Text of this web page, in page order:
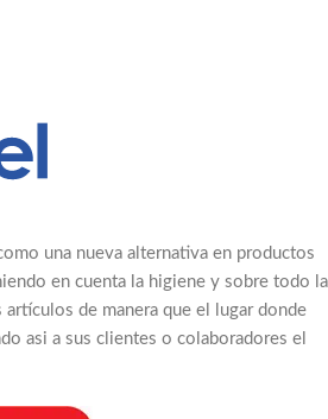
una nueva alternativa en productos
en cuenta la higiene y sobre todo la
artículos de manera que el lugar donde
asi a sus clientes o colaboradores el